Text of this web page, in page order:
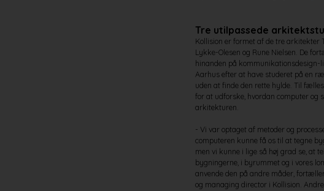
Tre utilpassede
Kollision er formet af de tre arkitekter
Lykke-Olesen og Rune Nielsen. De
hinanden på kommunikationsdesign-
Aarhus efter at have studeret på en
uden at finde den rette hylde. Til
for at udforske, hvordan computer og
arkitekturen.
- Vi var optaget af metoder og
computeren kunne få os til at tegne
men vi kunne i lige så høj grad se, at
bygningerne, i byrummet og i vores
anvende den på andre måder,
og managing director i Kollision.